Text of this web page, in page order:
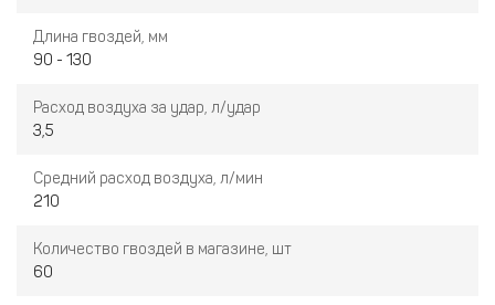
и защиты от случайного выстрела
Длина гвоздей, мм
90 - 130
Расход воздуха за удар, л/удар
3,5
Средний расход воздуха, л/мин
210
Количество гвоздей в магазине, шт
60